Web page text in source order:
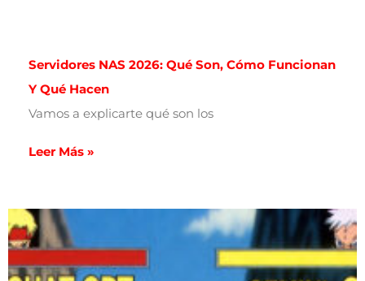
Servidores NAS 2026: Qué Son, Cómo Funcionan
Y Qué Hacen
Vamos a explicarte qué son los
Leer Más »